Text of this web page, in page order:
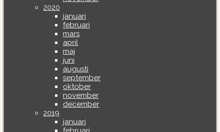
2020
januari
februari
mars
april
maj
juni
augusti
september
oktober
november
december
2019
januari